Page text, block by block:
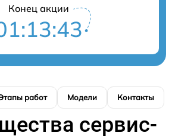
Конец акции
работ Модели Контакты
сервис-